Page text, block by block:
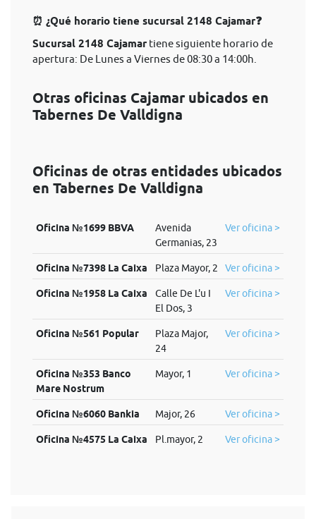
⏰ ¿Qué horario tiene sucursal 2148 Cajamar❓
Sucursal 2148 Cajamar tiene siguiente horario de
apertura: De Lunes a Viernes de 08:30 a 14:00h.
Otras oficinas Cajamar ubicados en
Tabernes De Valldigna
Oficinas de otras entidades ubicados
en Tabernes De Valldigna
Oficina №1699 BBVA
Avenida
Germanias, 23
Ver oficina >
Oficina №7398 La Caixa Plaza Mayor, 2 Ver oficina >
Oficina №1958 La Caixa
Calle De L'u I
El Dos, 3
Ver oficina >
Oficina №561 Popular
Plaza Major,
24
Ver oficina >
Oficina №353 Banco
Mare Nostrum
Mayor, 1 Ver oficina >
Oficina №6060 Bankia Major, 26 Ver oficina >
Oficina №4575 La Caixa Pl.mayor, 2 Ver oficina >